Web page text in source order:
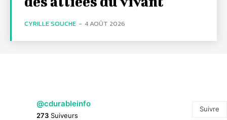
CYRILLE SOUCHE - 4 AOÛT 2026
@cdurableinfo
273 Suiveurs
Suivre